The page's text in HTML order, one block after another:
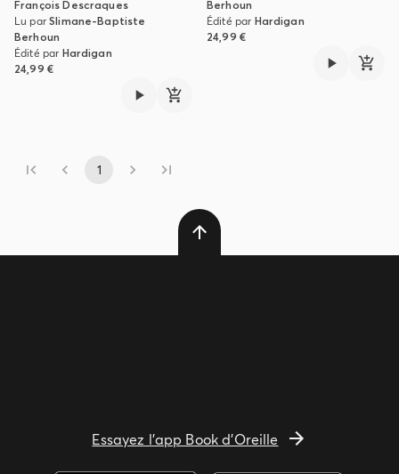
François Descraques
Lu parSlimane-Baptiste
Berhoun
Édité par Hardigan
24,99 €
Berhoun
Édité par Hardigan
24,99 €
1
Essayez l'app Book d'Oreille